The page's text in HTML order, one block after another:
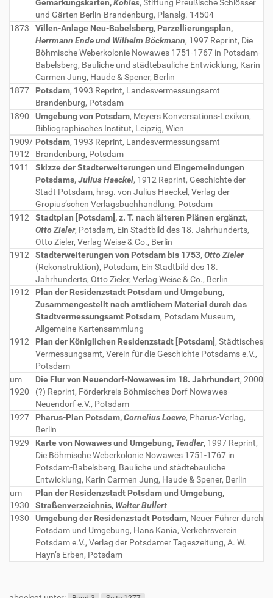
Gemarkungskarten,Kohles, Stiftung Preußische Schlösser
und Gärten Berlin-Brandenburg, Planslg. 14504
1873
Villen-Anlage Neu-Babelsberg, Parzellierungsplan,
Herrmann Ende und Wilhelm Böckmann, 1997 Reprint, Die
Böhmische Weberkolonie Nowawes 1751-1767 in Potsdam-
Babelsberg, Bauliche und städtebauliche Entwicklung, Karin
Carmen Jung, Haude & Spener, Berlin
1877
Potsdam, 1993 Reprint, Landesvermessungsamt
Brandenburg, Potsdam
1890
Umgebung von Potsdam, Meyers Konversations-Lexikon,
Bibliographisches Institut, Leipzig, Wien
1909/
1912
Potsdam, 1993 Reprint, Landesvermessungsamt
Brandenburg, Potsdam
1911
Skizze der Stadterweiterungen und Eingemeindungen
Potsdams,Julius Haeckel, 1912 Reprint, Geschichte der
Stadt Potsdam, hrsg. von Julius Haeckel, Verlag der
Gropius’schen Verlagsbuchhandlung, Potsdam
1912
Stadtplan [Potsdam], z. T. nach älteren Plänen ergänzt,
Otto Zieler, Potsdam, Ein Stadtbild des 18. Jahrhunderts,
Otto Zieler, Verlag Weise & Co., Berlin
1912
Stadterweiterungen von Potsdam bis 1753,Otto Zieler
(Rekonstruktion), Potsdam, Ein Stadtbild des 18.
Jahrhunderts, Otto Zieler, Verlag Weise & Co., Berlin
1912
Plan der Residenzstadt Potsdam und Umgebung,
Zusammengestellt nach amtlichem Material durch das
Stadtvermessungsamt Potsdam, Potsdam Museum,
Allgemeine Kartensammlung
1912
Plan der Königlichen Residenzstadt [Potsdam] , Städtisches
Vermessungsamt, Verein für die Geschichte Potsdams e.V.,
Potsdam
um
1920
Die Flur von Neuendorf-Nowawes im 18. Jahrhundert, 2000
(?) Reprint, Förderkreis Böhmisches Dorf Nowawes-
Neuendorf e.V., Potsdam
1927
Pharus-Plan Potsdam,Cornelius Loewe, Pharus-Verlag,
Berlin
1929
Karte von Nowawes und Umgebung, Tendler, 1997 Reprint,
Die Böhmische Weberkolonie Nowawes 1751-1767 in
Potsdam-Babelsberg, Bauliche und städtebauliche
Entwicklung, Karin Carmen Jung, Haude & Spener, Berlin
um
1930
Plan der Residenzstadt Potsdam und Umgebung,
Straßenverzeichnis, Walter Bullert
1930
Umgebung der Residenzstadt Potsdam, Neuer Führer durch
Potsdam und Umgebung, Hans Kania, Verkehrsverein
Potsdam e.V., Verlag der Potsdamer Tageszeitung, A. W.
Hayn’s Erben, Potsdam